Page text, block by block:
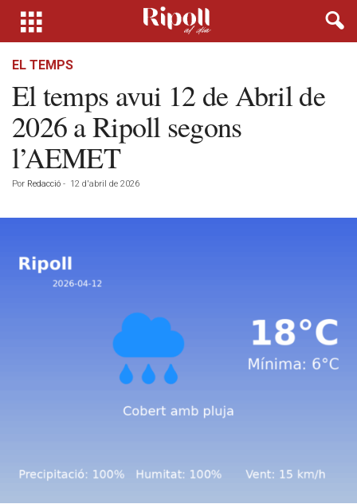
EL TEMPS
El temps avui 12 de Abril de
2026 a Ripoll segons
l’AEMET
Por Redacció - 12 d'abril de 2026